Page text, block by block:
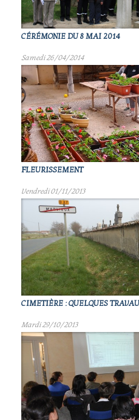
CÉRÉMONIE DU 8 MAI 2014
Samedi 26/04/2014
FLEURISSEMENT
Vendredi 01/11/2013
CIMETIÈRE : QUELQUES
Mardi 29/10/2013